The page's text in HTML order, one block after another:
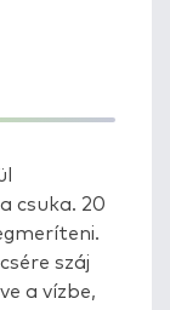
csuka. 20
száj
a vízbe,